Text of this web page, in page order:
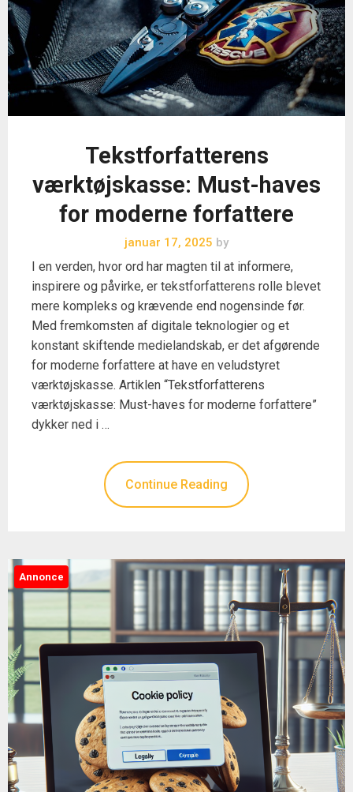
Tekstforfatterens
værktøjskasse: Must-haves
for moderne forfattere
januar 17, 2025 by
I en verden, hvor ord har magten til at informere,
inspirere og påvirke, er tekstforfatterens rolle blevet
mere kompleks og krævende end nogensinde før.
Med fremkomsten af digitale teknologier og et
konstant skiftende medielandskab, er det afgørende
for moderne forfattere at have en veludstyret
værktøjskasse. Artiklen “Tekstforfatterens
værktøjskasse: Must-haves for moderne forfattere”
dykker ned i …
Continue Reading
Annonce